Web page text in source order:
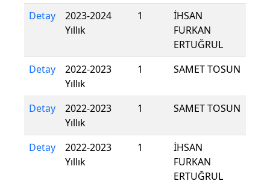
Detay
2023-2024
Yıllık
1
İHSAN
FURKAN
ERTUĞRUL
Detay
2022-2023
Yıllık
1 SAMET TOSUN
Detay
2022-2023
Yıllık
1 SAMET TOSUN
Detay
2022-2023
Yıllık
1
İHSAN
FURKAN
ERTUĞRUL